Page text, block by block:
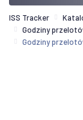
ISS Tracker
Godziny
Godziny